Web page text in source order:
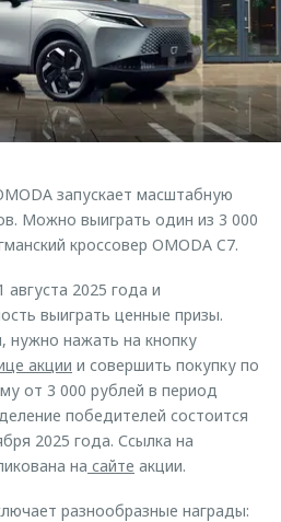
запускает масштабную
Можно выиграть один из 3 000
кроссовер OMODA C7.
2025 года и
выиграть ценные призы.
нужно нажать на кнопку
акции и совершить покупку по
от 3 000 рублей в период
победителей состоится
2025 года. Ссылка на
на сайте акции.
разнообразные награды: